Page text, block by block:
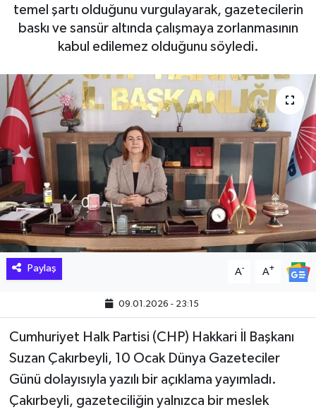
temel şartı olduğunu vurgulayarak, gazetecilerin
baskı ve sansür altında çalışmaya zorlanmasının
kabul edilemez olduğunu söyledi.
Paylaş A- A+
09.01.2026 - 23:15
Cumhuriyet Halk Partisi (CHP) Hakkari İl Başkanı
Suzan Çakırbeyli, 10 Ocak Dünya Gazeteciler
Günü dolayısıyla yazılı bir açıklama yayımladı.
Çakırbeyli, gazeteciliğin yalnızca bir meslek
EKONOMİ
GÜNDEM
Hakkari Haber
İLGİNÇ HABERLER
KADIN
KÜLTÜR SANAT
MAGAZİN
MAKALE
REKLAM
SİYASET
Son Dakika Haberleri
Haber Arşivi